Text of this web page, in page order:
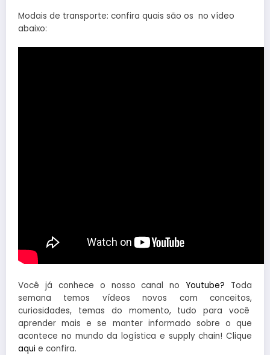
Modais de transporte: confira quais são os no vídeo
abaixo:
Você já conhece o nosso canal no Youtube? Toda
semana temos vídeos novos com conceitos,
curiosidades, temas do momento, tudo para você
aprender mais e se manter informado sobre o que
acontece no mundo da logística e supply chain! Clique
aqui e confira.